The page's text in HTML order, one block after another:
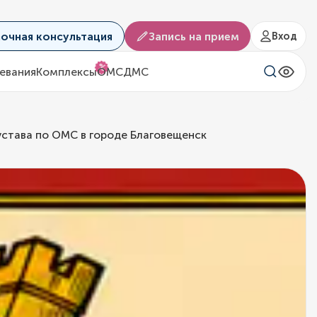
консультация Запись на прием Вход
Комплексы%
ОМСДМС
по ОМС в городе Благовещенск